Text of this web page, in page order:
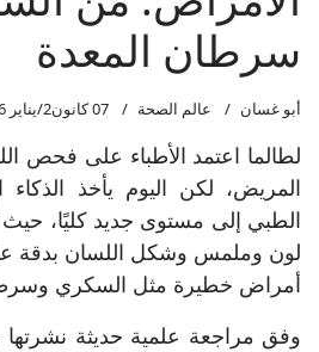
سرطان المعدة
أبو غسان عالم الصحة 07 كانون2/يناير 2026
لطالما اعتمد الأطباء على فحص
المريض، لكن اليوم يأخذ الذكاء
الطبي إلى مستوى جديد كليًا،
لون وملمس وشكل اللسان بدقة
أمراض خطيرة مثل السكري
وفق مراجعة علمية حديثة